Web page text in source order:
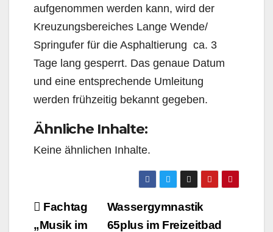
aufgenommen werden kann, wird der
Kreuzungsbereiches Lange Wende/
Springufer für die Asphaltierung ca. 3
Tage lang gesperrt. Das genaue Datum
und eine entsprechende Umleitung
werden frühzeitig bekannt gegeben.
Ähnliche Inhalte:
Keine ähnlichen Inhalte.
Beitragsnavigation
Wassergymnastik
65plus im Freizeitbad
Fachtag
„Musik im